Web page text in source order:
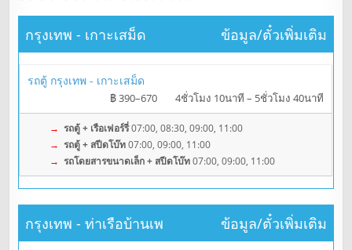
กรุงเทพ - เกาะเสม็ด ข้อมูล/ตั๋วเพิ่มเติม
รถตู้ กรุงเทพ - เกาะเสม็ด
฿ 390–670 4ชั่วโมง 10นาที – 5ชั่วโมง 40นาที
→ รถตู้ + เรือเฟอร์รี่07:00, 08:30, 09:00, 11:00
→ รถตู้ + สปีดโบ๊ท07:00, 09:00, 11:00
→ รถโดยสารขนาดเล็ก + สปีดโบ๊ท07:00, 09:00, 11:00
กรุงเทพ - ท่าเรือบ้านเพ ข้อมูล/ตั๋วเพิ่มเติม